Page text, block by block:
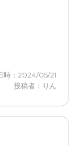
ることもで
った。 介
になった。
時：2024/05/21
投稿者：りん